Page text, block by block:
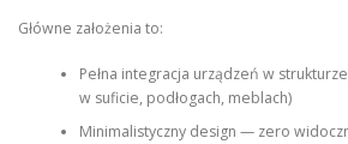
Główne założenia to:
Pełna integracja urządzeń w
w suficie, podłogach, meblach)
Minimalistyczny design — zero